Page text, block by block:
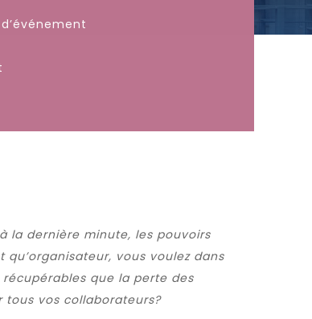
la dernière minute, les pouvoirs
vous voulez dans
que la perte des
vos collaborateurs?